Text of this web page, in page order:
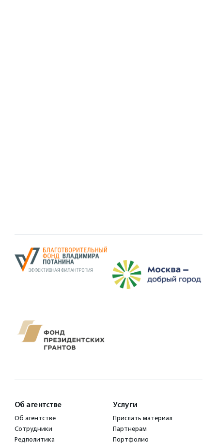
Об агентстве
Об агентстве
Сотрудники
Редполитика
Услуги
Прислать материал
Партнерам
Портфолио